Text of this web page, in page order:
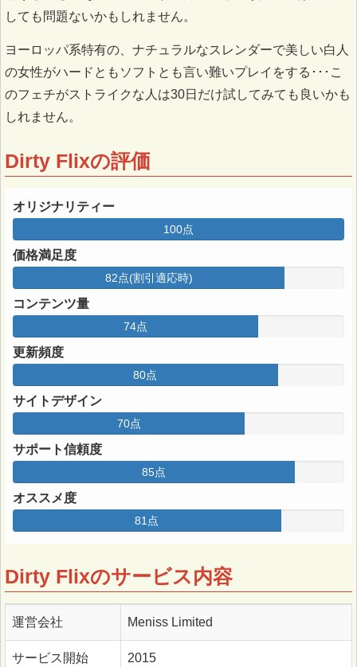
しても問題ないかもしれません。
ヨーロッパ系特有の、ナチュラルなスレンダーで美しい白人
の女性がハードともソフトとも言い難いプレイをする･･･こ
のフェチがストライクな人は30日だけ試してみても良いかも
しれません。
Dirty Flixの評価
オリジナリティー
100点
価格満足度
82点(割引適応時)
コンテンツ量
74点
更新頻度
80点
サイトデザイン
70点
サポート信頼度
85点
オススメ度
81点
Dirty Flixのサービス内容
運営会社 Meniss Limited
サービス開始 2015